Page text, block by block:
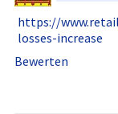
https://
losses­-increase
Bewerten